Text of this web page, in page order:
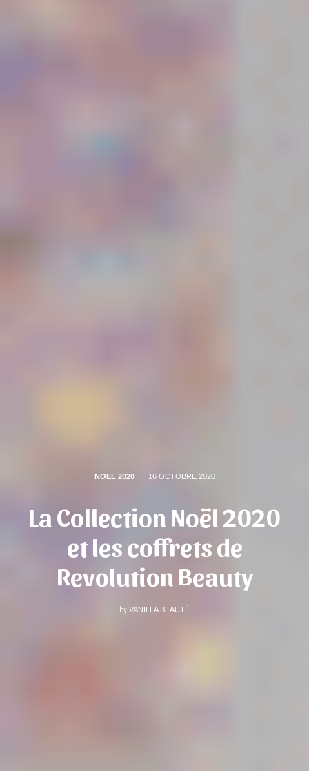
NOEL 2020 16 OCTOBRE 2020
La Collection Noël 2020
et les coffrets de
Revolution Beauty
by VANILLA BEAUTÉ